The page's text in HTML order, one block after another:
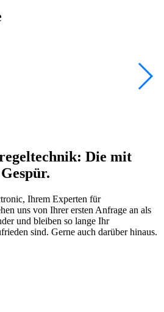
Die mit
Ihrem Experten für
uns von Ihrer ersten Anfrage an als
und bleiben so lange Ihr
sind. Gerne auch darüber hinaus.